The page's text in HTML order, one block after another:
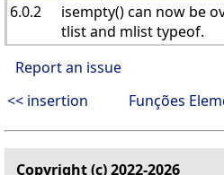
6.0.2
isempty() can now be
tlist and mlist typeof.
Report an issue
<< insertion
Funções
Copyright (c) 2022-2026